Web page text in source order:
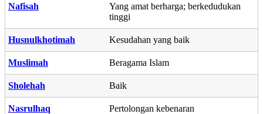
Nafisah
Yang amat berharga; berkedudukan
tinggi
Husnulkhotimah Kesudahan yang baik
Muslimah Beragama Islam
Sholehah Baik
Nasrulhaq Pertolongan kebenaran